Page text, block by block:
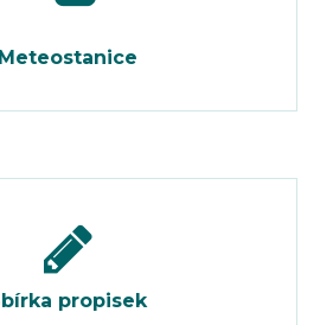
Meteostanice
propisek